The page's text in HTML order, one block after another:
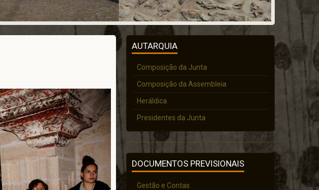
AUTARQUIA
Composição da Junta
Composição da Assembleia
Heráldica
Presidentes da Junta
DOCUMENTOS PREVISIONAIS
Gestão e Contas